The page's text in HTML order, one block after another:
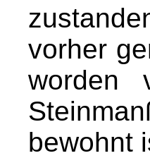
vorher
worden
bewohnt